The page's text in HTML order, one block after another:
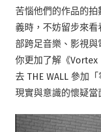
苦惱他們的作品的
義時，不妨留步來看
部跨足音樂、影視
你更加了解《Vortex
去 THE WALL 參加
現實與意識的懷疑當